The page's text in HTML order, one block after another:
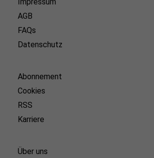
AGB
FAQs
Datenschutz
Abonnement
Cookies
RSS
Karriere
Über uns